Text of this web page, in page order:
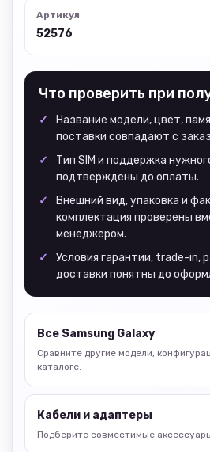
Артикул
52576
Что проверить при
Название модели, цвет,
поставки совпадают с
Тип SIM и поддержка
подтверждены до оплаты.
Внешний вид, упаковка и
комплектация проверены
менеджером.
Условия гарантии, trade-in,
доставки понятны до
Все Samsung Galaxy
Сравните другие модели,
каталоге.
Кабели и адаптеры
Подберите совместимые